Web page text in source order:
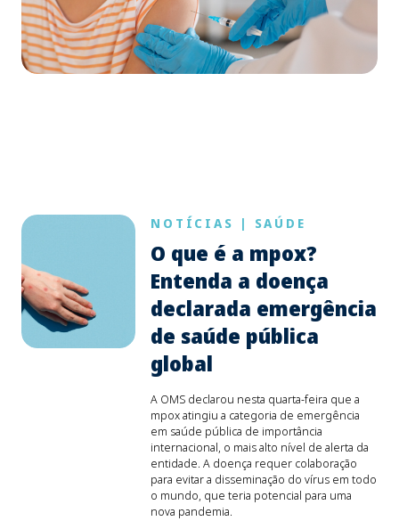
NOTÍCIAS | SAÚDE
O que é a mpox?
Entenda a doença
declarada emergência
de saúde pública
global
A OMS declarou nesta quarta-feira que a
mpox atingiu a categoria de emergência
em saúde pública de importância
internacional, o mais alto nível de alerta da
entidade. A doença requer colaboração
para evitar a disseminação do vírus em todo
o mundo, que teria potencial para uma
nova pandemia.